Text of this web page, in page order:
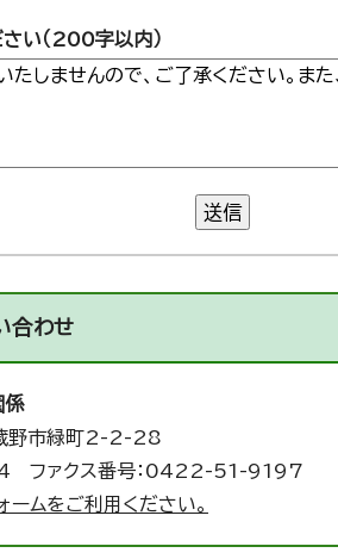
い（200字以内）
送信
合わせ
係
市緑町2-2-28
ファクス番号：0422-51-9197
ムをご利用ください。